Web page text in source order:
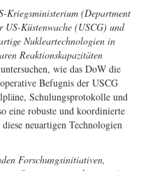
Kriegsministerium (Department
Küstenwache (USCG) und
Nukleartechnologien in
Reaktionskapazitäten
wie das DoW die
Befugnis der USCG
Schulungsprotokolle und
eine robuste und koordinierte
neuartigen Technologien
Forschungsinitiativen,